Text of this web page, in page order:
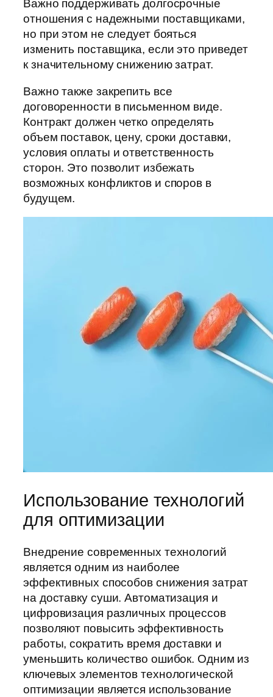
Важно поддерживать долгосрочные
отношения с надежными поставщиками,
но при этом не следует бояться
изменить поставщика, если это приведет
к значительному снижению затрат.
Важно также закрепить все
договоренности в письменном виде.
Контракт должен четко определять
объем поставок, цену, сроки доставки,
условия оплаты и ответственность
сторон. Это позволит избежать
возможных конфликтов и споров в
будущем.
Использование технологий
для оптимизации
Внедрение современных технологий
является одним из наиболее
эффективных способов снижения затрат
на доставку суши. Автоматизация и
цифровизация различных процессов
позволяют повысить эффективность
работы, сократить время доставки и
уменьшить количество ошибок. Одним из
ключевых элементов технологической
оптимизации является использование